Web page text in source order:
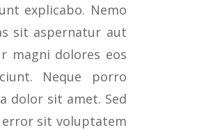
explicabo. Nemo
sit aspernatur aut
magni dolores eos
Neque porro
dolor sit amet. Sed
sit voluptatem